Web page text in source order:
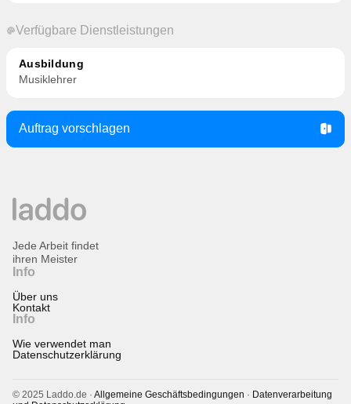
Verfügbare Dienstleistungen
Ausbildung
Musiklehrer
Auftrag vorschlagen
Info
Über uns
Kontakt
Info
Wie verwendet man
Datenschutzerklärung
Jede Arbeit findet
ihren Meister
© 2025 Laddo.de · Allgemeine Geschäftsbedingungen · Datenverarbeitung